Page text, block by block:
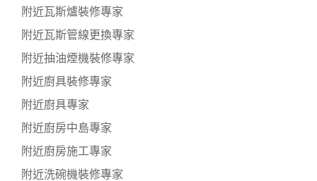
附近瓦斯爐裝修專家
附近瓦斯管線更換專家
附近抽油煙機裝修專家
附近廚具裝修專家
附近廚具專家
附近廚房中島專家
附近廚房施工專家
附近洗碗機裝修專家